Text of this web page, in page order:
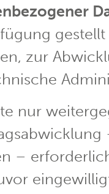
zur
nur
–